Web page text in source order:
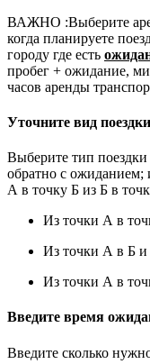
ВАЖНО :Выберите
когда планируете
городу где есть
пробег + ожидание,
часов аренды
Уточните вид
Выберите тип
обратно с ожиданием;
А в точку Б из Б в
Из точки А в
Из точки А в Б и
Из точки А в
Введите время
Введите сколько